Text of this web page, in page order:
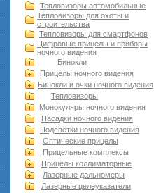
Тепловизоры автомобильные
Тепловизоры для охоты и
строительства
Тепловизоры для смартфонов
Цифровые прицелы и приборы
ночного видения
Бинокли
Прицелы ночного видения
Бинокли и очки ночного видения
Тепловизоры
Монокуляры ночного видения
Насадки ночного видения
Подсветки ночного видения
Оптические прицелы
Прицельные комплексы
Прицелы коллиматорные
Лазерные дальномеры
Лазерные целеуказатели